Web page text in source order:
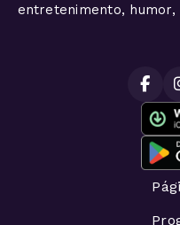
entretenimento,